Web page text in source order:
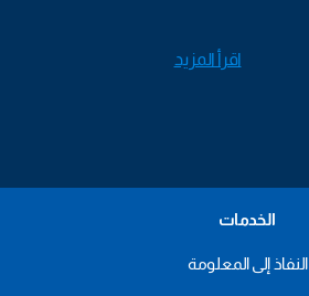
اقرأ المزيد
الخدمات
النفاذ إلى المعلومة